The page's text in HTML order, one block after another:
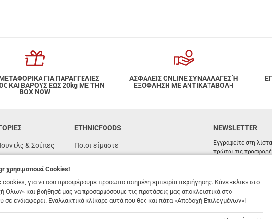
ΓΙΑ ΠΑΡΑΓΓΕΛΙΕΣ
ΒΑΡΟΥΣ ΕΩΣ 20kg ΜΕ ΤΗΝ
BOX NOW
ΑΣΦΑΛΕΙΣ ONLINE ΣΥΝΑΛΛΑΓΕΣ Ή
ΕΞΟΦΛΗΣΗ ΜΕ ΑΝΤΙΚΑΤΑΒΟΛΗ
& Σούπες
ETHNICFOODS
Ποιοι είμαστε
Όροι χρήσης
Παραγγελίες & Αποστολές
NEWSLETTER
Εγγραφείτε στη
πρώτοι τις
Email
Έχω διαβάσει
χρησιμοποιεί Cookies!
cookies, για να σου προσφέρουμε προσωποποιημένη εμπειρία περιήγησης. Κάνε «κλικ» στο
Όλων» και βοήθησέ μας να προσαρμόσουμε τις προτάσεις μας αποκλειστικά στο
σε ενδιαφέρει. Εναλλακτικά κλίκαρε αυτά που θες και πάτα «Αποδοχή Επιλεγμένων»!